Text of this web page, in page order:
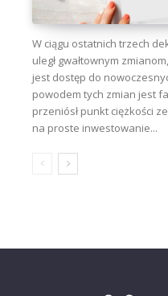
W ciągu ostatnich trzech
uległ gwałtownym
jest dostęp do
powodem tych zmian jest
przeniósł punkt ciężkości
na proste inwestowanie...